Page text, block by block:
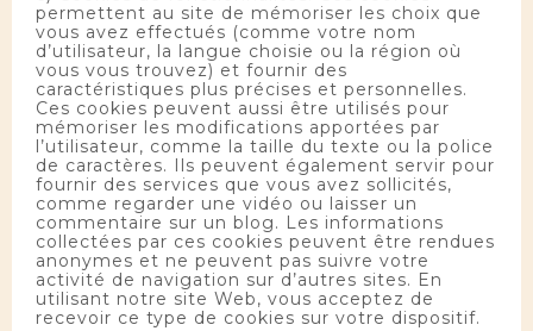
permettent au site de mémoriser les choix que
vous avez effectués (comme votre nom
d’utilisateur, la langue choisie ou la région où
vous vous trouvez) et fournir des
caractéristiques plus précises et personnelles.
Ces cookies peuvent aussi être utilisés pour
mémoriser les modifications apportées par
l’utilisateur, comme la taille du texte ou la police
de caractères. Ils peuvent également servir pour
fournir des services que vous avez sollicités,
comme regarder une vidéo ou laisser un
commentaire sur un blog. Les informations
collectées par ces cookies peuvent être rendues
anonymes et ne peuvent pas suivre votre
activité de navigation sur d’autres sites. En
utilisant notre site Web, vous acceptez de
recevoir ce type de cookies sur votre dispositif.